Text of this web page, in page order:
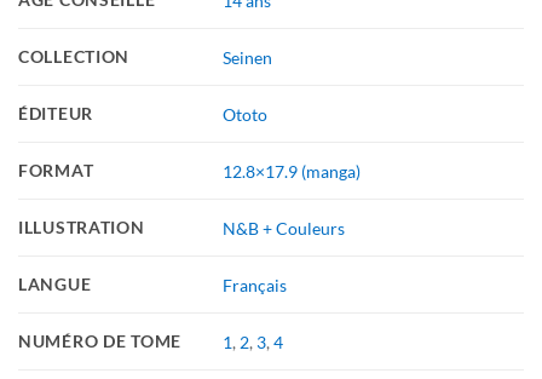
COLLECTION Seinen
ÉDITEUR Ototo
FORMAT 12.8×17.9 (manga)
ILLUSTRATION N&B + Couleurs
LANGUE Français
NUMÉRO DE TOME 1, 2, 3,4